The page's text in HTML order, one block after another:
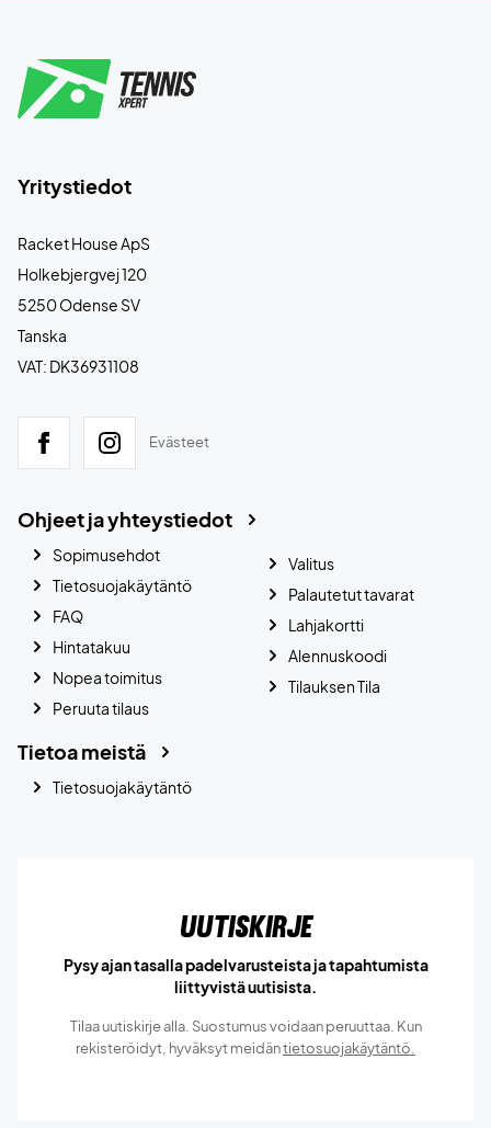
Yritystiedot
Racket House ApS
Holkebjergvej 120
5250 Odense SV
Tanska
VAT: DK36931108
Evästeet
Ohjeet ja yhteystiedot
Sopimusehdot
Tietosuojakäytäntö
FAQ
Hintatakuu
Nopea toimitus
Peruuta tilaus
Valitus
Palautetut tavarat
Lahjakortti
Alennuskoodi
Tilauksen Tila
Tietoa meistä
Tietosuojakäytäntö
Uutiskirje
Pysy ajan tasalla padelvarusteista ja tapahtumista
liittyvistä uutisista.
Tilaa uutiskirje alla. Suostumus voidaan peruuttaa. Kun
rekisteröidyt, hyväksyt meidäntietosuojakäytäntö.